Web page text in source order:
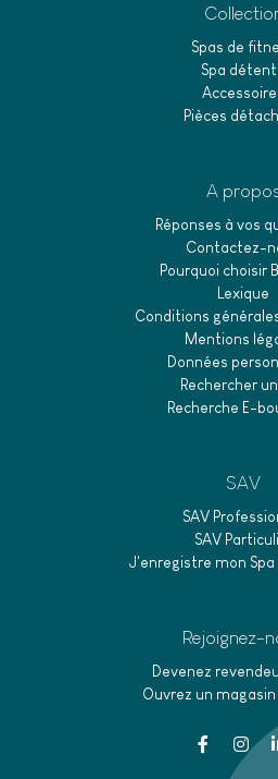
Spas de
Spa
Pièces
A
Réponses à vos
Contactez-
Pourquoi choisir
Lexique
Conditions
Mentions
Données
Rechercher
Recherche E-
SAV
SAV
SAV
J'enregistre mon
Rejoignez-
Devenez
Ouvrez un magasin